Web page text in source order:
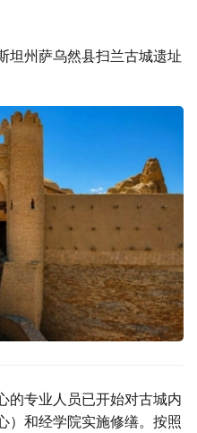
坦州萨乌然县扫兰古城遗址
的专业人员已开始对古城内
）和经学院实施修缮。按照